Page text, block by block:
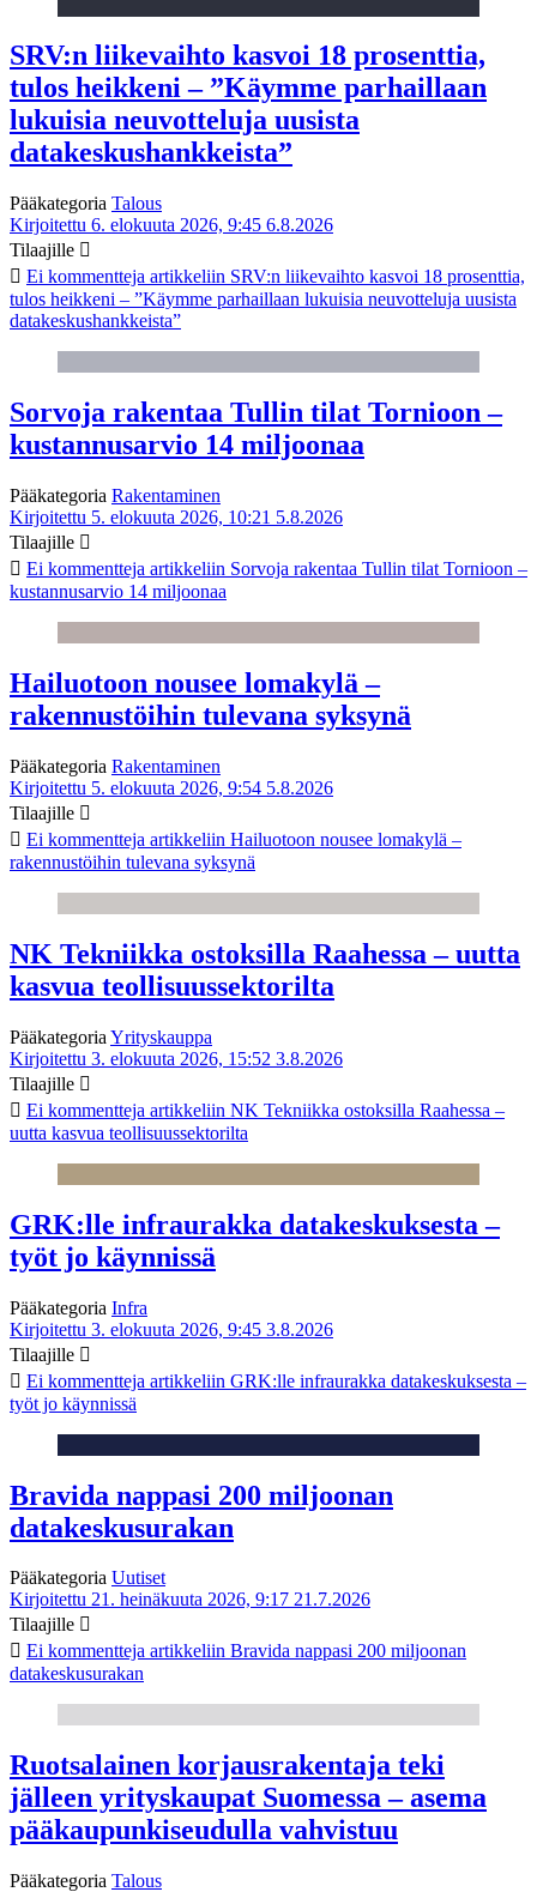
SRV:n liikevaihto kasvoi 18 prosenttia,
tulos heikkeni – ”Käymme parhaillaan
lukuisia neuvotteluja uusista
datakeskushankkeista”
Pääkategoria Talous
Kirjoitettu 6. elokuuta 2026, 9:45 6.8.2026
Tilaajille
Ei kommentteja artikkeliin SRV:n liikevaihto kasvoi 18 prosenttia,
tulos heikkeni – ”Käymme parhaillaan lukuisia neuvotteluja uusista
datakeskushankkeista”
Sorvoja rakentaa Tullin tilat Tornioon –
kustannusarvio 14 miljoonaa
Pääkategoria Rakentaminen
Kirjoitettu 5. elokuuta 2026, 10:21 5.8.2026
Tilaajille
Ei kommentteja artikkeliin Sorvoja rakentaa Tullin tilat Tornioon –
kustannusarvio 14 miljoonaa
Hailuotoon nousee lomakylä –
rakennustöihin tulevana syksynä
Pääkategoria Rakentaminen
Kirjoitettu 5. elokuuta 2026, 9:54 5.8.2026
Tilaajille
Ei kommentteja artikkeliin Hailuotoon nousee lomakylä –
rakennustöihin tulevana syksynä
NK Tekniikka ostoksilla Raahessa – uutta
kasvua teollisuussektorilta
Pääkategoria Yrityskauppa
Kirjoitettu 3. elokuuta 2026, 15:52 3.8.2026
Tilaajille
Ei kommentteja artikkeliin NK Tekniikka ostoksilla Raahessa –
uutta kasvua teollisuussektorilta
GRK:lle infraurakka datakeskuksesta –
työt jo käynnissä
Pääkategoria Infra
Kirjoitettu 3. elokuuta 2026, 9:45 3.8.2026
Tilaajille
Ei kommentteja artikkeliin GRK:lle infraurakka datakeskuksesta –
työt jo käynnissä
Bravida nappasi 200 miljoonan
datakeskusurakan
Pääkategoria Uutiset
Kirjoitettu 21. heinäkuuta 2026, 9:17 21.7.2026
Tilaajille
Ei kommentteja artikkeliin Bravida nappasi 200 miljoonan
datakeskusurakan
Ruotsalainen korjausrakentaja teki
jälleen yrityskaupat Suomessa – asema
pääkaupunkiseudulla vahvistuu
Pääkategoria Talous